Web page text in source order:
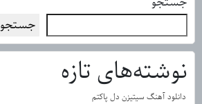
جستجو
نوشته‌های تازه
دانلود آهنگ سیتیزن دل پاکتم